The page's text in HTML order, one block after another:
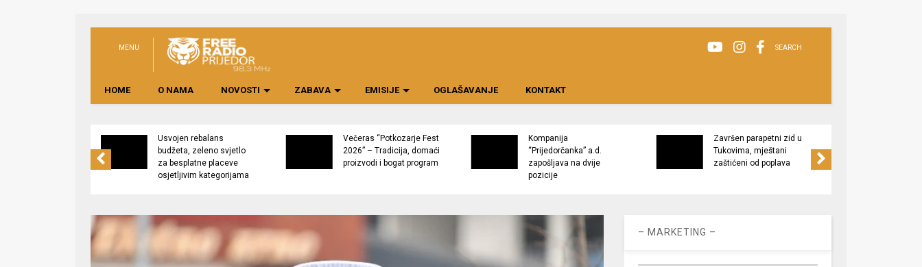
MENU SEARCH
HOME O NAMA NOVOSTI ZABAVA EMISIJE OGLAŠAVANJE KONTAKT
Usvojen rebalans
budžeta, zeleno svjetlo
za besplatne placeve
osjetljivim kategorijama
Večeras “Potkozarje Fest
2026” – Tradicija, domaći
proizvodi i bogat program
Kompanija
“Prijedorčanka” a.d.
zapošljava na dvije
pozicije
Završen parapetni zid u
Tukovima, mještani
zaštićeni od poplava
– MARKETING –